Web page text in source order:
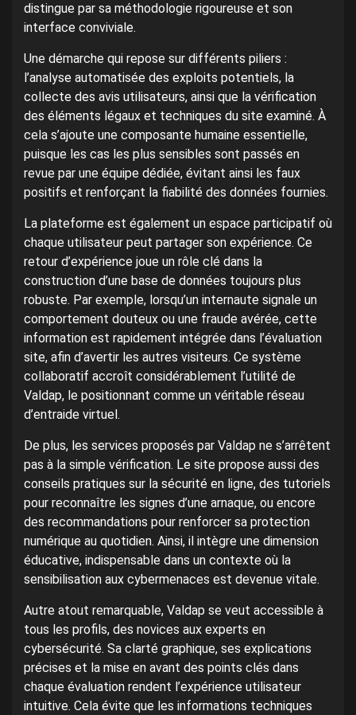
distingue par sa méthodologie rigoureuse et son
interface conviviale.
Une démarche qui repose sur différents piliers :
l’analyse automatisée des exploits potentiels, la
collecte des avis utilisateurs, ainsi que la vérification
des éléments légaux et techniques du site examiné. À
cela s’ajoute une composante humaine essentielle,
puisque les cas les plus sensibles sont passés en
revue par une équipe dédiée, évitant ainsi les faux
positifs et renforçant la fiabilité des données fournies.
La plateforme est également un espace participatif où
chaque utilisateur peut partager son expérience. Ce
retour d’expérience joue un rôle clé dans la
construction d’une base de données toujours plus
robuste. Par exemple, lorsqu’un internaute signale un
comportement douteux ou une fraude avérée, cette
information est rapidement intégrée dans l’évaluation
site, afin d’avertir les autres visiteurs. Ce système
collaboratif accroît considérablement l’utilité de
Valdap, le positionnant comme un véritable réseau
d’entraide virtuel.
De plus, les services proposés par Valdap ne s’arrêtent
pas à la simple vérification. Le site propose aussi des
conseils pratiques sur la sécurité en ligne, des tutoriels
pour reconnaître les signes d’une arnaque, ou encore
des recommandations pour renforcer sa protection
numérique au quotidien. Ainsi, il intègre une dimension
éducative, indispensable dans un contexte où la
sensibilisation aux cybermenaces est devenue vitale.
Autre atout remarquable, Valdap se veut accessible à
tous les profils, des novices aux experts en
cybersécurité. Sa clarté graphique, ses explications
précises et la mise en avant des points clés dans
chaque évaluation rendent l’expérience utilisateur
intuitive. Cela évite que les informations techniques